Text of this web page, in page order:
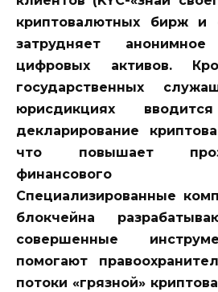
криптовалютных бирж и
затрудняет анонимное
цифровых активов.
государственных
юрисдикциях
декларирование
что повышает
финансового
Специализированные
блокчейна
совершенные
помогают
потоки «грязной»